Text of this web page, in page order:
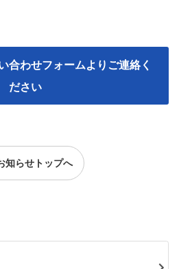
合わせフォームよりご連絡く
ださい
知らせトップへ